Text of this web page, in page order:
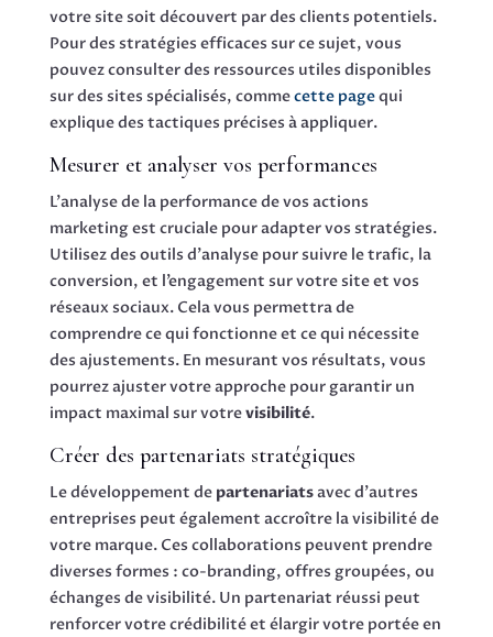
votre site soit découvert par des clients potentiels.
Pour des stratégies efficaces sur ce sujet, vous
pouvez consulter des ressources utiles disponibles
sur des sites spécialisés, commecette pagequi
explique des tactiques précises à appliquer.
Mesurer et analyser vos performances
L’analyse de la performance de vos actions
marketing est cruciale pour adapter vos stratégies.
Utilisez des outils d’analyse pour suivre le trafic, la
conversion, et l’engagement sur votre site et vos
réseaux sociaux. Cela vous permettra de
comprendre ce qui fonctionne et ce qui nécessite
des ajustements. En mesurant vos résultats, vous
pourrez ajuster votre approche pour garantir un
impact maximal sur votrevisibilité.
Créer des partenariats stratégiques
Le développement de partenariatsavec d’autres
entreprises peut également accroître la visibilité de
votre marque. Ces collaborations peuvent prendre
diverses formes : co-branding, offres groupées, ou
échanges de visibilité. Un partenariat réussi peut
renforcer votre crédibilité et élargir votre portée en